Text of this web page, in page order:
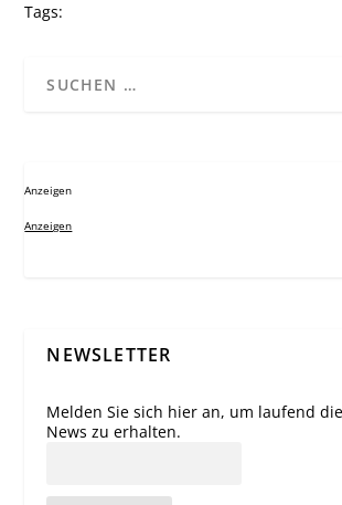
Tags:
Anzeigen
Anzeigen
NEWSLETTER
Melden Sie sich hier an, um laufend
News zu erhalten.